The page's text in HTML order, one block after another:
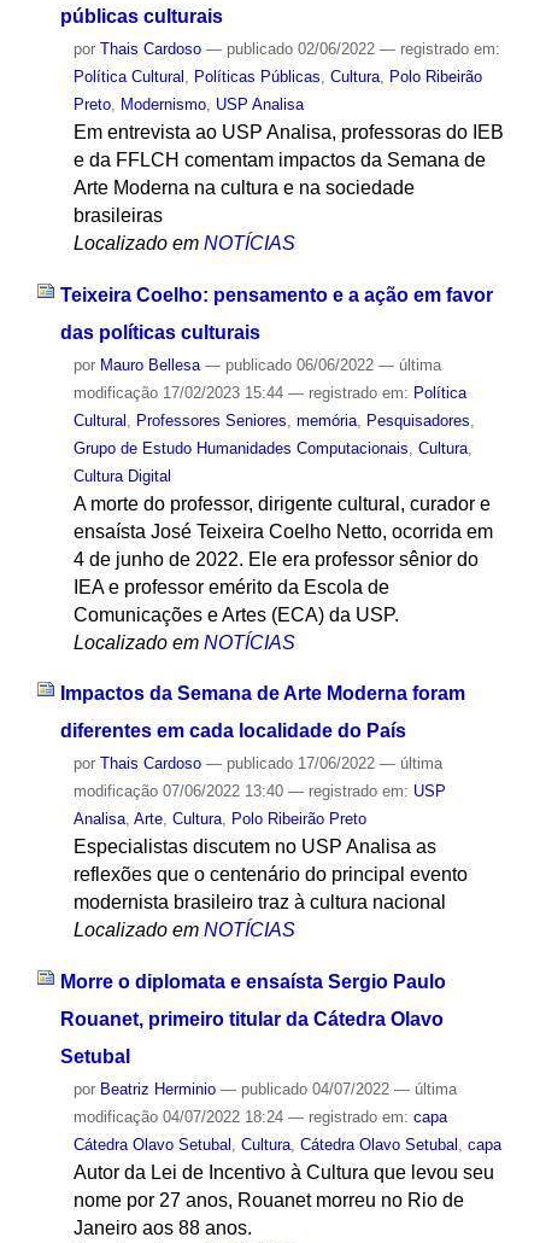
públicas culturais
por Thais Cardoso — publicado02/06/2022 — registrado em:
Política Cultural , Políticas Públicas, Cultura, Polo Ribeirão
Preto, Modernismo, USP Analisa
Em entrevista ao USP Analisa, professoras do IEB
e da FFLCH comentam impactos da Semana de
Arte Moderna na cultura e na sociedade
brasileiras
Localizado em NOTÍCIAS
Teixeira Coelho: pensamento e a ação em favor
das políticas culturais
por Mauro Bellesa — publicado06/06/2022 — última
modificação17/02/2023 15:44 — registrado em: Política
Cultural
Professores Seniores memória, Pesquisadores
Grupo de Estudo Humanidades Computacionais Cultura,
Cultura Digital
A morte do professor, dirigente cultural, curador e
ensaísta José Teixeira Coelho Netto, ocorrida em
4 de junho de 2022. Ele era professor sênior do
IEA e professor emérito da Escola de
Comunicações e Artes (ECA) da USP.
Localizado em NOTÍCIAS
Impactos da Semana de Arte Moderna foram
diferentes em cada localidade do País
por Thais Cardoso — publicado17/06/2022 — última
modificação07/06/2022 13:40 — registrado em: USP
Analisa, Arte, Cultura, Polo Ribeirão Preto
Especialistas discutem no USP Analisa as
reflexões que o centenário do principal evento
modernista brasileiro traz à cultura nacional
Localizado em NOTÍCIAS
Morre o diplomata e ensaísta Sergio Paulo
Rouanet, primeiro titular da Cátedra Olavo
Setubal
por Beatriz Herminio — publicado04/07/2022 — última
modificação04/07/2022 18:24 — registrado em: capa
Cátedra Olavo Setubal , Cultura, Cátedra Olavo Setubal , capa
Autor da Lei de Incentivo à Cultura que levou seu
nome por 27 anos, Rouanet morreu no Rio de
Janeiro aos 88 anos.